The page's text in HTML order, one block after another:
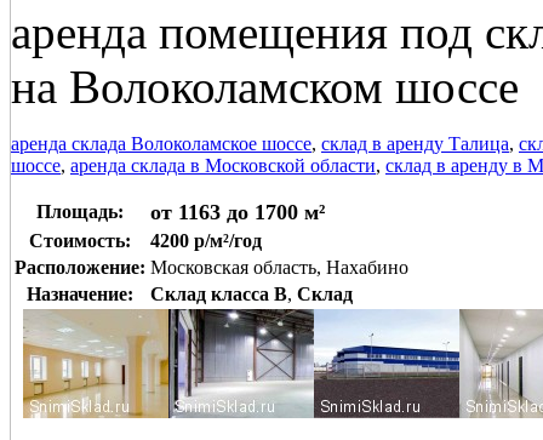
аренда помещения под
на Волоколамском шоссе
аренда склада Волоколамское шоссе, склад в аренду Талица,
шоссе, аренда склада в Московской области, склад в аренду в
Площадь: от 1163 до 1700 м²
Стоимость:
4200 р/м²/год
Расположение: Московская область, Нахабино
Назначение:
Склад класса B, Склад